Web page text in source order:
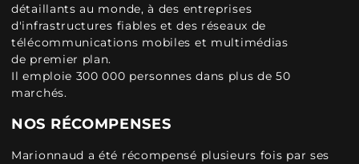
détaillants au monde, à des entreprises
d'infrastructures fiables et des réseaux de
télécommunications mobiles et multimédias
de premier plan.
Il emploie 300 000 personnes dans plus de 50
marchés.
NOS RÉCOMPENSES
Marionnaud a été récompensé plusieurs fois par ses